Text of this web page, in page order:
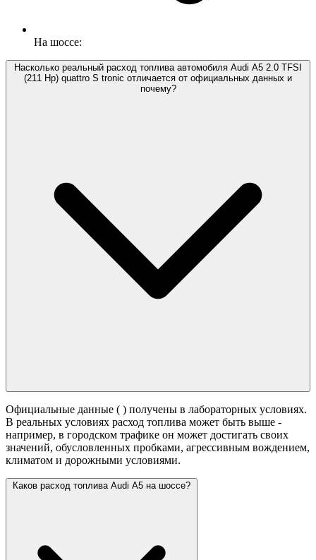
На шоссе:
Насколько реальный расход топлива автомобиля Audi A5 2.0 TFSI
(211 Hp) quattro S tronic отличается от официальных данных и
почему?
Официальные данные ( ) получены в лабораторных условиях.
В реальных условиях расход топлива может быть выше -
например, в городском трафике он может достигать своих
значений, обусловленных пробками, агрессивным вождением,
климатом и дорожными условиями.
Каков расход топлива Audi A5 на шоссе?